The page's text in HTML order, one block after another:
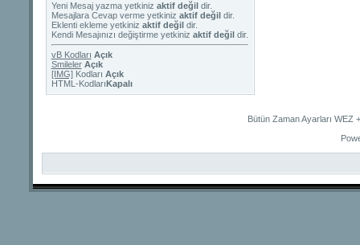
Yeni Mesaj yazma yetkiniz aktif değildir.
Mesajlara Cevap verme yetkiniz aktif değildir.
Eklenti ekleme yetkiniz aktif değildir.
Kendi Mesajınızı değiştirme yetkiniz aktif değildir.
vB Kodları Açık
Smileler Açık
[IMG]Kodları Açık
HTML-KodlarıKapalı
Bütün Zaman Ayarları WEZ